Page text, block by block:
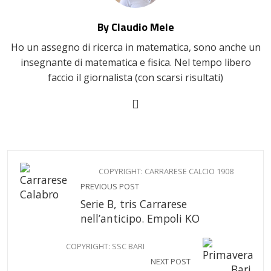
By Claudio Mele
Ho un assegno di ricerca in matematica, sono anche un
insegnante di matematica e fisica. Nel tempo libero
faccio il giornalista (con scarsi risultati)
COPYRIGHT: CARRARESE CALCIO 1908
PREVIOUS POST
Serie B, tris Carrarese
nell’anticipo. Empoli KO
COPYRIGHT: SSC BARI
NEXT POST